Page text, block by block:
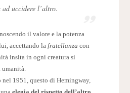
uccidere l’altro.
il valore e la potenza
accettando la fratellanza con
insita in ogni creatura si
1951, questo di Hemingway,